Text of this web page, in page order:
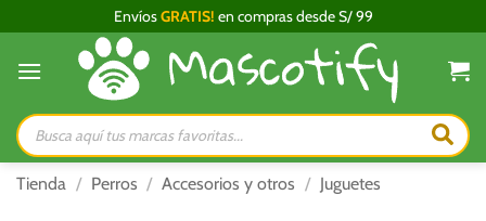
al
contenido
EnvíosGRATIS! en compras desde S/ 99
Búsqueda
de
productos
Tienda / Perros / Accesorios y otros / Juguetes